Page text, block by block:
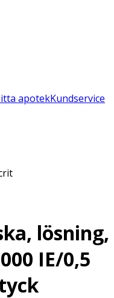
apotekKundservice
lösning,
IE/0,5